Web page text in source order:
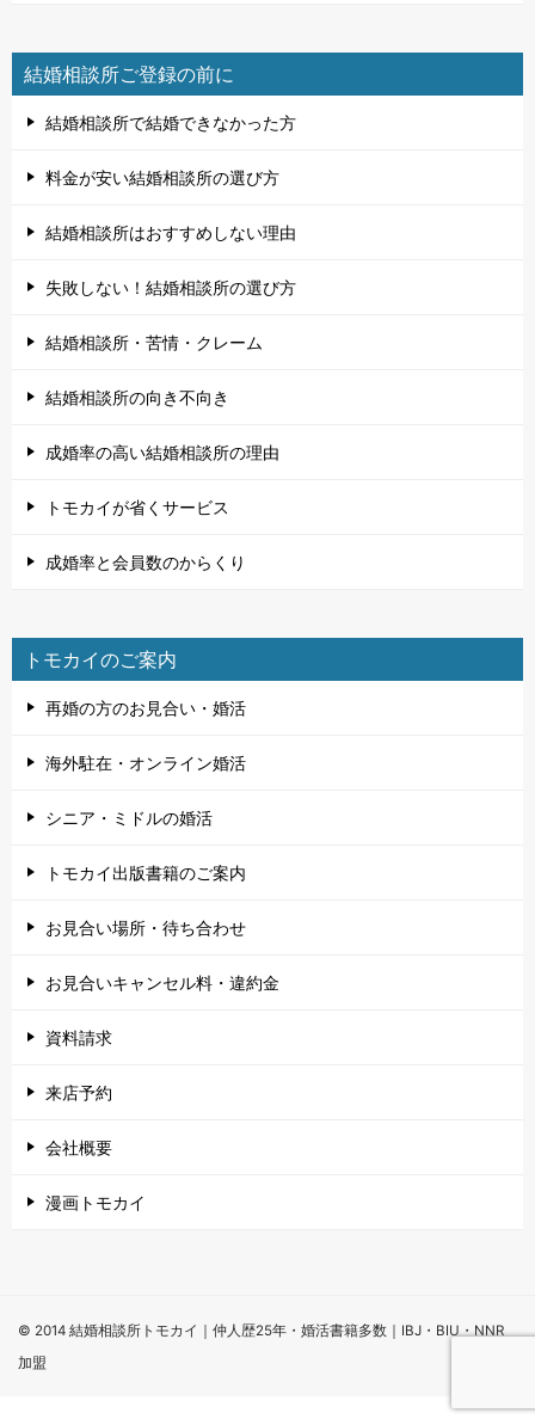
結婚相談所ご登録の前に
結婚相談所で結婚できなかった方
料金が安い結婚相談所の選び方
結婚相談所はおすすめしない理由
失敗しない！結婚相談所の選び方
結婚相談所・苦情・クレーム
結婚相談所の向き不向き
成婚率の高い結婚相談所の理由
トモカイが省くサービス
成婚率と会員数のからくり
トモカイのご案内
再婚の方のお見合い・婚活
海外駐在・オンライン婚活
シニア・ミドルの婚活
トモカイ出版書籍のご案内
お見合い場所・待ち合わせ
お見合いキャンセル料・違約金
資料請求
来店予約
会社概要
漫画トモカイ
© 2014 結婚相談所トモカイ｜仲人歴25年・婚活書籍多数｜IBJ・BIU・NNR
加盟